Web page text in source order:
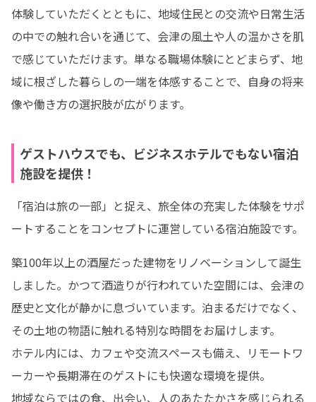
体験していただくとともに、地域住民との交流や日常生活
の中での触れ合いを通じて、会津の風土や人の温かさを肌
で感じていただけます。単なる職場体験にとどまらず、地
域に根ざした暮らしの一端を体感することで、自身の将来
像や働き方の選択肢が広がります。
ゲストハウスでも、ビジネスホテルでもない宿泊
施設を提供！
「宿泊は旅の一部」と捉え、旅全体の充実した体験をサポ
ートすることをコンセプトに運営している宿泊施設です。
築100年以上の酒屋だった建物をリノベーションして誕生
しました。かつて酒造りが行われていた空間には、会津の
歴史と文化が静かに息づいています。泊まるだけでなく、
その土地の物語に触れる特別な時間をお届けします。
ホテル内には、カフェや交流スペースも備え、リモートワ
ーカーや長期滞在のゲストにも快適な環境を提供。
地域ならではの食、出会い、人のあたたかさを感じられる